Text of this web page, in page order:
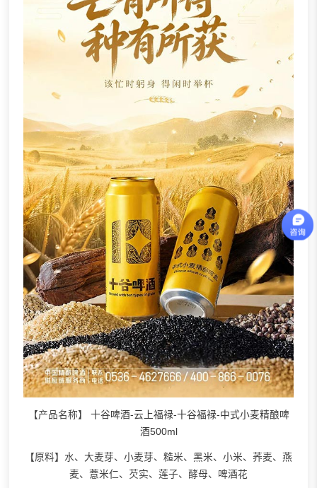
【产品名称】 十谷啤酒-云上福禄-十谷福禄-中式小麦精酿啤
酒500ml
【原料】水、大麦芽、小麦芽、糙米、黑米、小米、荞麦、燕
麦、薏米仁、芡实、莲子、酵母、啤酒花